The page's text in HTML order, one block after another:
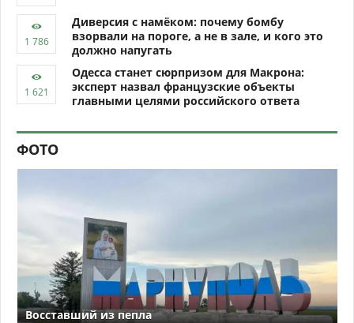
Диверсия с намёком: почему бомбу
взорвали на пороге, а не в зале, и кого это
должно напугать
Одесса станет сюрпризом для Макрона:
эксперт назвал французские объекты
главными целями российского ответа
ФОТО
Восставший из пепла